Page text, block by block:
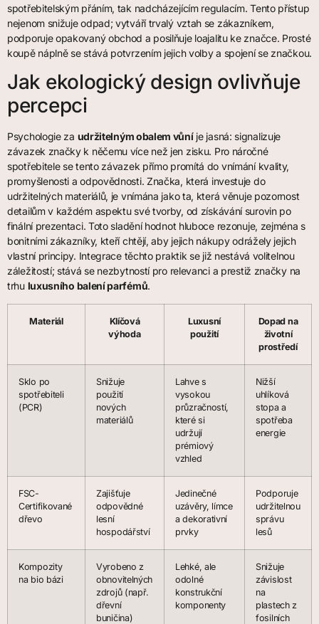
spotřebitelským přáním, tak nadcházejícím regulacím. Tento přístup
nejenom snižuje odpad; vytváří trvalý vztah se zákazníkem,
podporuje opakovaný obchod a posilňuje loajalitu ke značce. Prosté
koupě náplně se stává potvrzením jejich volby a spojení se značkou.
Jak ekologický design ovlivňuje
percepci
Psychologie za udržitelným obalem vůníje jasná: signalizuje
závazek značky k něčemu více než jen zisku. Pro náročné
spotřebitele se tento závazek přímo promítá do vnímání kvality,
promyšlenosti a odpovědnosti. Značka, která investuje do
udržitelných materiálů, je vnímána jako ta, která věnuje pozornost
detailům v každém aspektu své tvorby, od získávání surovin po
finální prezentaci. Toto sladění hodnot hluboce rezonuje, zejména s
bonitními zákazníky, kteří chtějí, aby jejich nákupy odrážely jejich
vlastní principy. Integrace těchto praktik se již nestává volitelnou
záležitostí; stává se nezbytností pro relevanci a prestiž značky na
trhu luxusního balení parfémů.
Materiál
Klíčová
výhoda
Luxusní
použití
Dopad na
životní
prostředí
Sklo po
spotřebiteli
(PCR)
Snižuje
použití
nových
materiálů
Lahve s
vysokou
průzračností,
které si
udržují
prémiový
vzhled
Nižší
uhlíková
stopa a
spotřeba
energie
FSC-
Certifikované
dřevo
Zajišťuje
odpovědné
lesní
hospodářství
Jedinečné
uzávěry, límce
a dekorativní
prvky
Podporuje
udržitelnou
správu
lesů
Kompozity
na bio bázi
Vyrobeno z
obnovitelných
zdrojů (např.
dřevní
buničina)
Lehké, ale
odolné
konstrukční
komponenty
Snižuje
závislost
na
plastech z
fosilních